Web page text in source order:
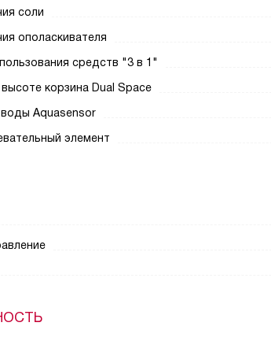
соли
ополаскивателя
средств "3 в 1"
корзина Dual Space
Aquasensor
элемент